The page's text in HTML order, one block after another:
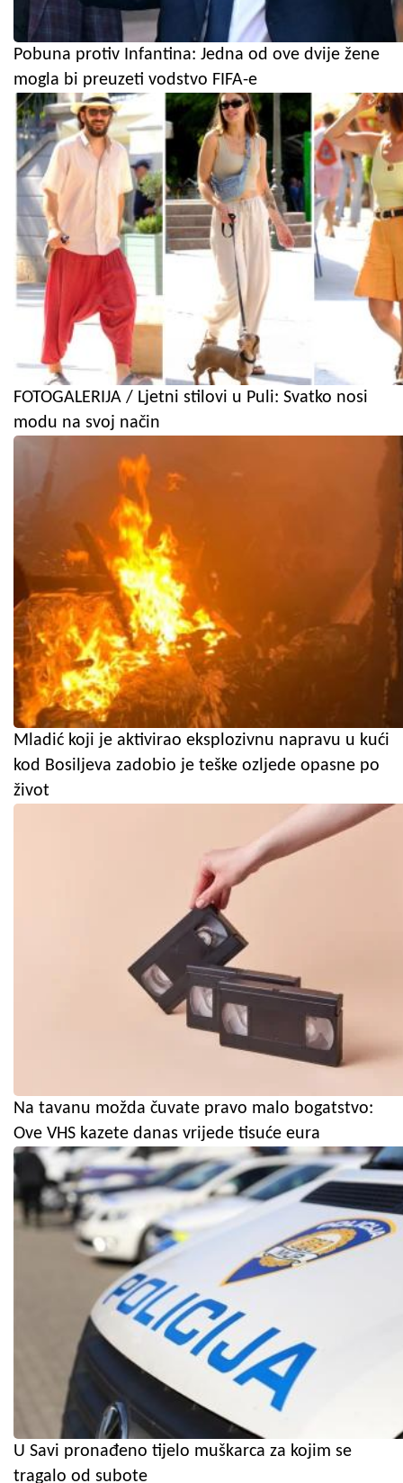
Pobuna protiv Infantina: Jedna od ove dvije žene
mogla bi preuzeti vodstvo FIFA-e
FOTOGALERIJA / Ljetni stilovi u Puli: Svatko nosi
modu na svoj način
Mladić koji je aktivirao eksplozivnu napravu u kući
kod Bosiljeva zadobio je teške ozljede opasne po
život
Na tavanu možda čuvate pravo malo bogatstvo:
Ove VHS kazete danas vrijede tisuće eura
U Savi pronađeno tijelo muškarca za kojim se
tragalo od subote